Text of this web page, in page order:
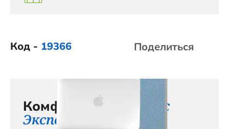
Код - 19366 Поделиться
Комфортный сервис с
Эксперт+